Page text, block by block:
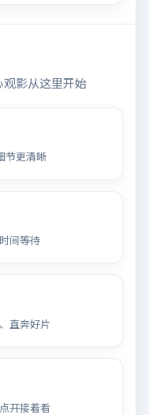
影从这里开始
节更清晰
间等待
直奔好片
开接着看